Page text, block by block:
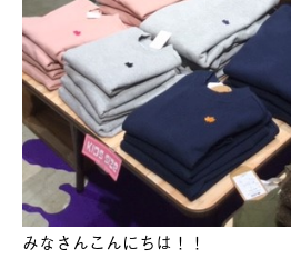
みなさんこんにちは！！